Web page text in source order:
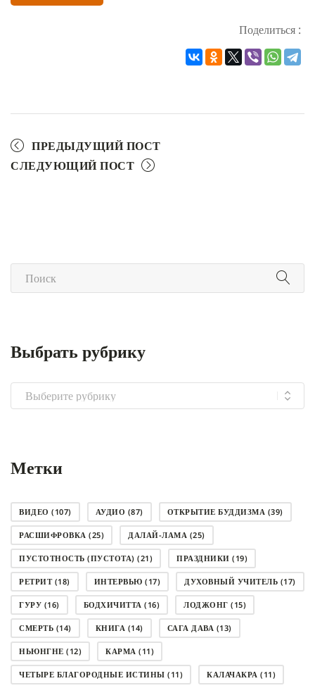
Поделиться :
ПРЕДЫДУЩИЙ ПОСТ
СЛЕДУЮЩИЙ ПОСТ
Выбрать рубрику
Выбрать
рубрику
Метки
ВИДЕО (107) АУДИО (87) ОТКРЫТИЕ БУДДИЗМА (39)
РАСШИФРОВКА (25) ДАЛАЙ-ЛАМА (25)
ПУСТОТНОСТЬ (ПУСТОТА) (21) ПРАЗДНИКИ (19)
РЕТРИТ(18) ИНТЕРВЬЮ (17) ДУХОВНЫЙ УЧИТЕЛЬ (17)
ГУРУ (16) БОДХИЧИТТА (16) ЛОДЖОНГ (15)
СМЕРТЬ (14) КНИГА (14) САГА ДАВА (13)
НЬЮНГНЕ (12) КАРМА (11)
ЧЕТЫРЕ БЛАГОРОДНЫЕ ИСТИНЫ (11) КАЛАЧАКРА (11)